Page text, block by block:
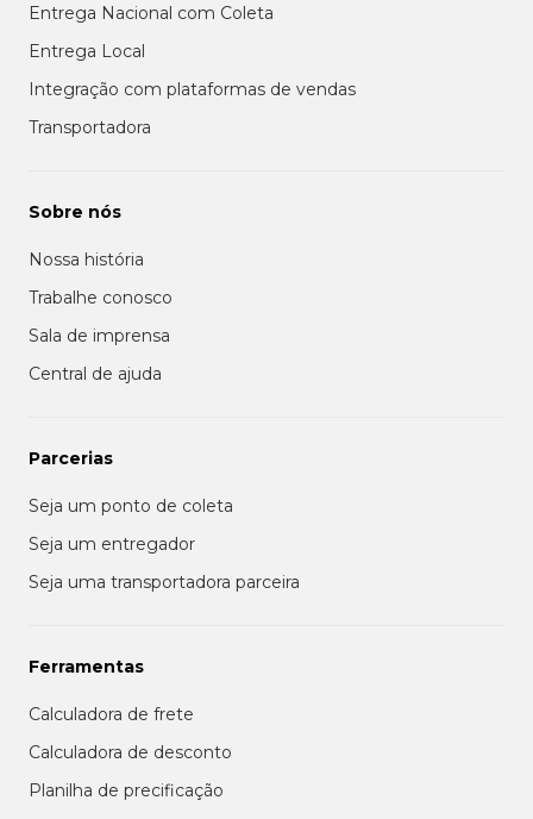
Entrega Nacional com Coleta
Entrega Local
Integração com plataformas de vendas
Transportadora
Sobre nós
Nossa história
Trabalhe conosco
Sala de imprensa
Central de ajuda
Parcerias
Seja um ponto de coleta
Seja um entregador
Seja uma transportadora parceira
Ferramentas
Calculadora de frete
Calculadora de desconto
Planilha de precificação